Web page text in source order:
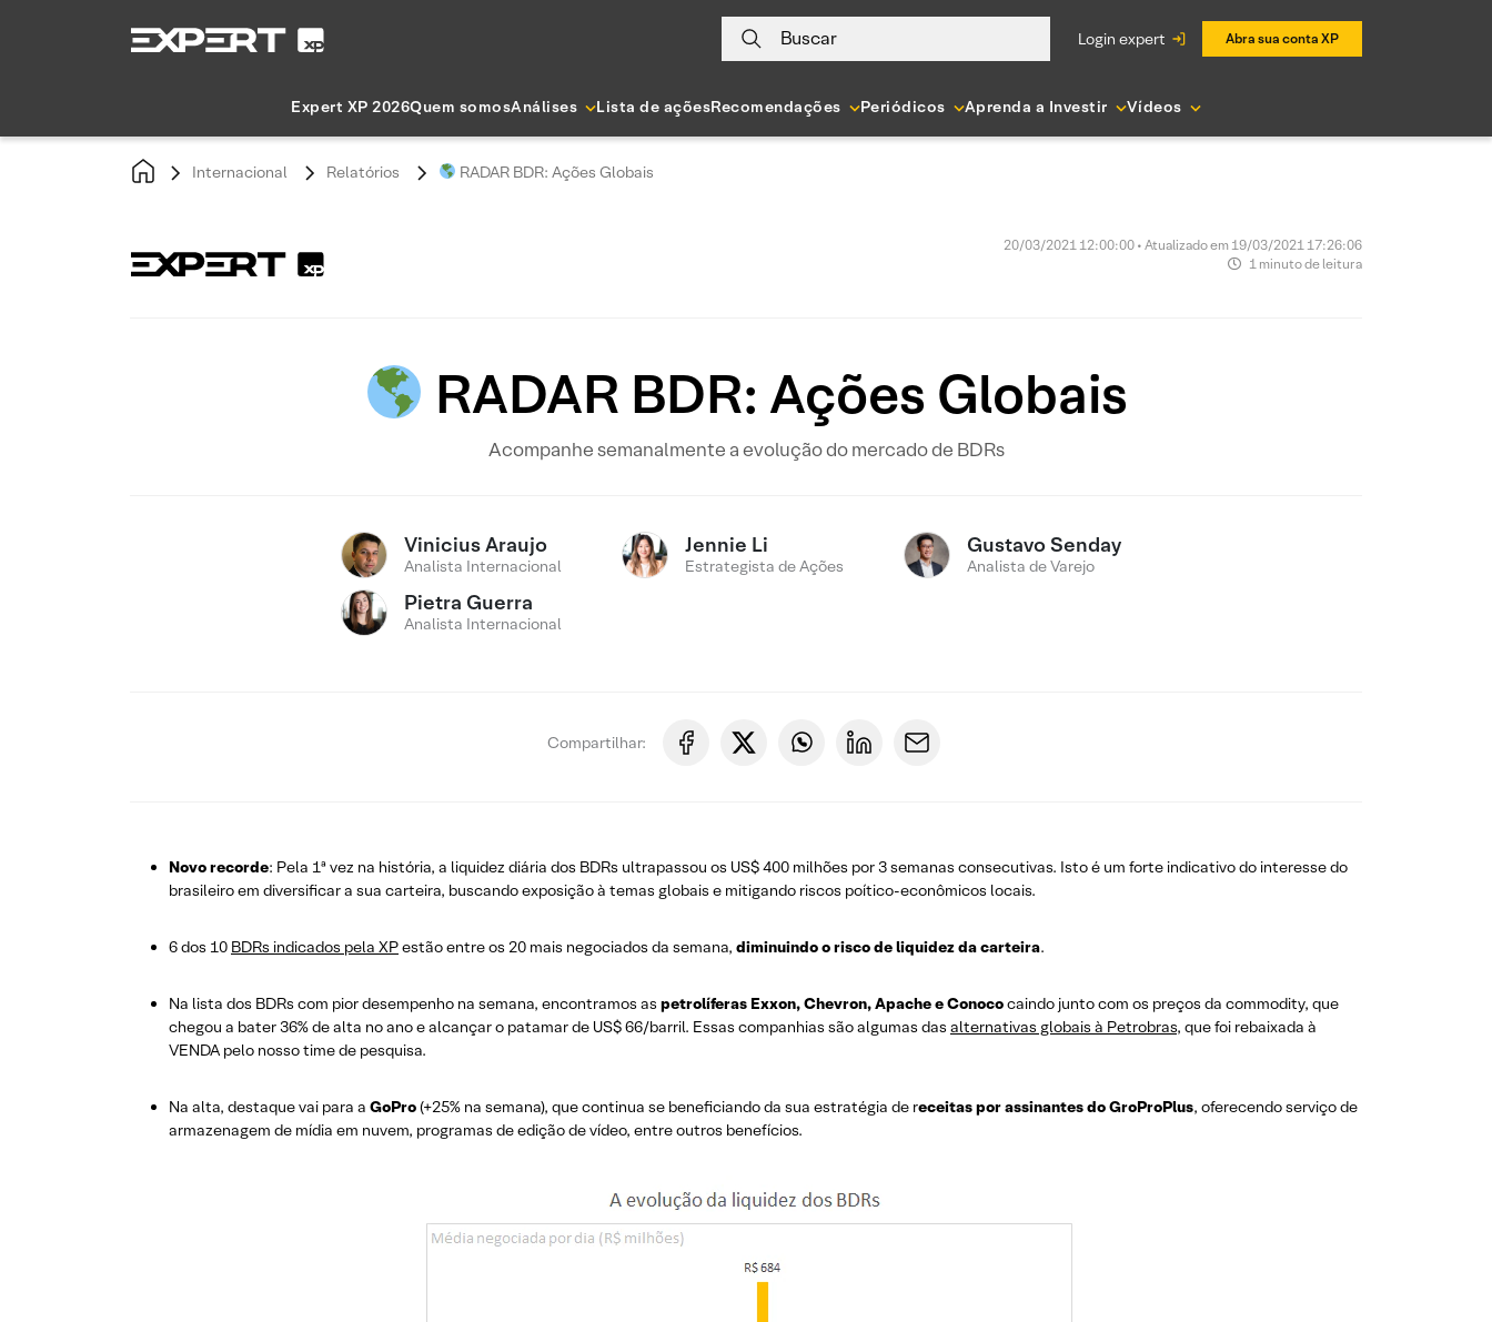
Buscar login expert Abra sua conta XP
Expert XP 2026Quem somosAnálises Lista de açõesRecomendações Periódicos Aprenda a Investir Vídeos
Internacional Relatórios RADAR BDR: Ações Globais
20/03/2021 12:00:00 • Atualizado em 19/03/2021 17:26:06
1 minuto de leitura
RADAR BDR: Ações Globais
Acompanhe semanalmente a evolução do mercado de BDRs
Vinicius Araujo
Analista Internacional
Jennie Li
Estrategista de Ações
Gustavo Senday
Analista de Varejo
Pietra Guerra
Analista Internacional
Compartilhar:
Novo recorde: Pela 1ª vez na história, a liquidez diária dos BDRs ultrapassou os US$ 400 milhões por 3 semanas consecutivas. Isto é um forte indicativo do interesse do
brasileiro em diversificar a sua carteira, buscando exposição à temas globais e mitigando riscos poítico-econômicos locais.
6 dos 10 BDRs indicados pela XPestão entre os 20 mais negociados da semana, diminuindo o risco de liquidez da carteira.
Na lista dos BDRs com pior desempenho na semana, encontramos as petrolíferas Exxon, Chevron, Apache e Conococaindo junto com os preços da commodity, que
chegou a bater 36% de alta no ano e alcançar o patamar de US$ 66/barril. Essas companhias são algumas das alternativas globais à Petrobras, que foi rebaixada à
VENDA pelo nosso time de pesquisa.
Na alta, destaque vai para a GoPro(+25% na semana), que continua se beneficiando da sua estratégia de receitas por assinantes do GroProPlus, oferecendo serviço de
armazenagem de mídia em nuvem, programas de edição de vídeo, entre outros benefícios.